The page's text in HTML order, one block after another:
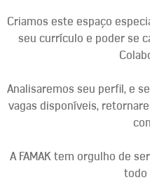
Criamos este espaço
seu currículo e poder se
Analisaremos seu perfil, e
vagas disponíveis,
A FAMAK tem orgulho de
todo